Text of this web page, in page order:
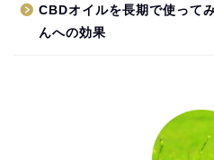
CBDオイルを長期で使って
んへの効果